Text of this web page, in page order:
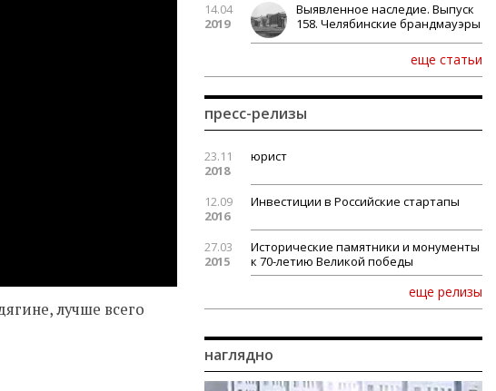
лучше всего
14.04
2019
Выявленное наследие. Выпуск
158. Челябинские брандмауэры
еще статьи
пресс-релизы
23.11
2018
юрист
12.09
2016
Инвестиции в Российские стартапы
27.03
2015
Исторические памятники и монументы
к 70-летию Великой победы
еще релизы
наглядно